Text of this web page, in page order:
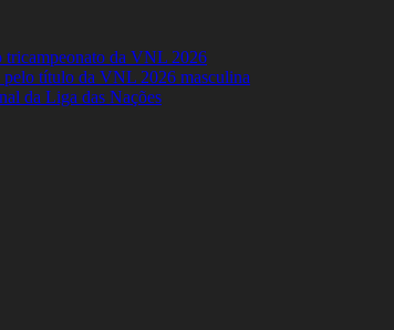
tricampeonato da VNL 2026
pelo título da VNL 2026 masculina
da Liga das Nações